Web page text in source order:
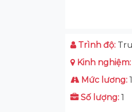
Trình độ:
Kinh nghiệm:
Mức lương:
Số lượng: 1